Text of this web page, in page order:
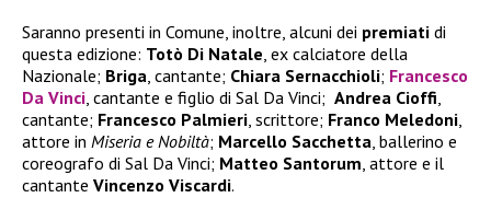
Saranno presenti in Comune, inoltre, alcuni dei premiati di
questa edizione: Totò Di Natale, ex calciatore della
Nazionale; Briga, cantante; Chiara Sernacchioli; Francesco
Da Vinci, cantante e figlio di Sal Da Vinci; Andrea Cioffi,
cantante; Francesco Palmieri, scrittore; Franco Meledoni,
attore in Miseria e Nobiltà; Marcello Sacchetta, ballerino e
coreografo di Sal Da Vinci; Matteo Santorum, attore e il
cantante Vincenzo Viscardi.